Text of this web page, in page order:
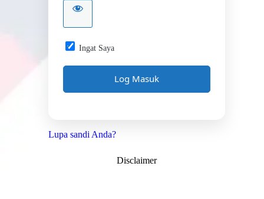
Ingat Saya
Lupa sandi Anda?
Disclaimer